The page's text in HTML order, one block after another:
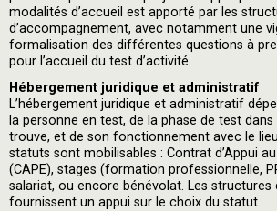
modalités d’accueil est apporté par les
d’accompagnement, avec notamment une
formalisation des différentes questions à
pour l’accueil du test d’activité.
Hébergement juridique et administratif
L’hébergement juridique et administratif
la personne en test, de la phase de test
trouve, et de son fonctionnement avec le
statuts sont mobilisables : Contrat d’Appui
(CAPE), stages (formation professionnelle,
salariat, ou encore bénévolat. Les structures
fournissent un appui sur le choix du statut.